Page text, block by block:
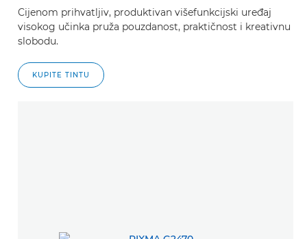
Cijenom prihvatljiv, produktivan višefunkcijski uređaj
visokog učinka pruža pouzdanost, praktičnost i kreativnu
slobodu.
KUPITE TINTU